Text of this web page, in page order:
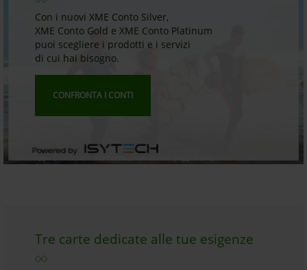
Con i nuovi XME Conto Silver,
XME Conto Gold e XME Conto Platinum
puoi scegliere i prodotti e i servizi
di cui hai bisogno.
CONFRONTA I CONTI
Tre carte dedicate alle tue esigenze